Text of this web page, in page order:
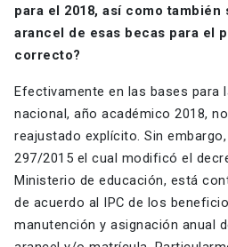
para el 2018, así como
arancel de esas becas para el
correcto?
Efectivamente en las bases para
nacional, año académico 2018,
reajustado explícito. Sin
297/2015 el cual modificó el
Ministerio de educación, está
de acuerdo al IPC de los
manutención y asignación anual